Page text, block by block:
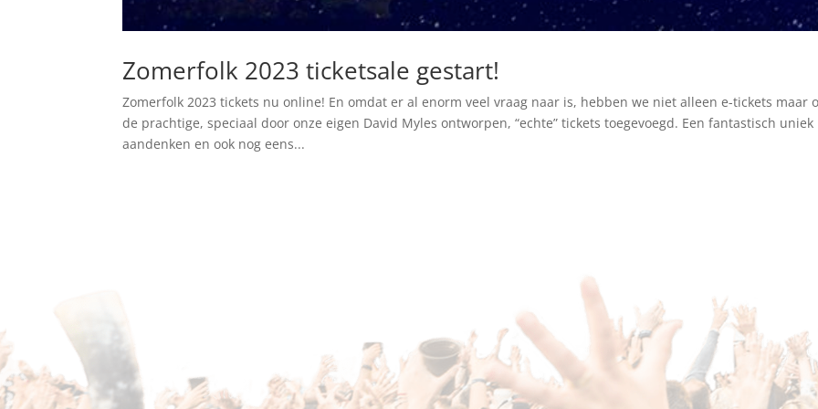
Zomerfolk 2023 ticketsale gestart!
Zomerfolk 2023 tickets nu online! En omdat er al enorm veel vraag naar is, hebben we niet alleen e-tickets maar
de prachtige, speciaal door onze eigen David Myles ontworpen, “echte” tickets toegevoegd. Een fantastisch uniek
aandenken en ook nog eens...